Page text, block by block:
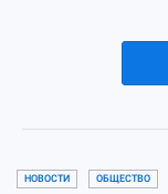
НОВОСТИ ОБЩЕСТВО